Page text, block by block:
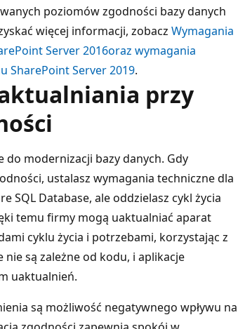
poziomów zgodności bazy danych
więcej informacji, zobacz Wymagania
Server 2016oraz wymagania
SharePoint Server 2019.
przy
modernizacji bazy danych. Gdy
ustalasz wymagania techniczne dla
SQL Database, ale oddzielasz cykl życia
temu firmy mogą uaktualniać aparat
cyklu życia i potrzebami, korzystając z
są zależne od kodu, i aplikacje
uaktualnień.
są możliwość negatywnego wpływu na